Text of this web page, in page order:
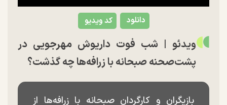
کد ویدیو دانلود
ویدئو |‌ شب فوت داریوش مهرجویی در
پشت‌صحنه صبحانه با زرافه‌ها چه گذشت؟
بازیگران و کارگردان صبحانه با زرافه‌ها از